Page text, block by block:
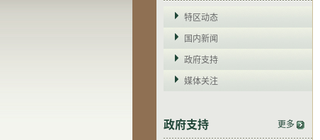
特区动态
国内新闻
政府支持
媒体关注
政府支持
更多
·干拉省省长郭宗仁：西港特区以...